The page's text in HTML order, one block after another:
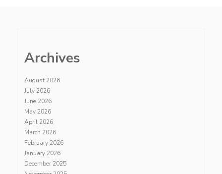
Archives
August 2026
July 2026
June 2026
May 2026
April 2026
March 2026
February 2026
January 2026
December 2025